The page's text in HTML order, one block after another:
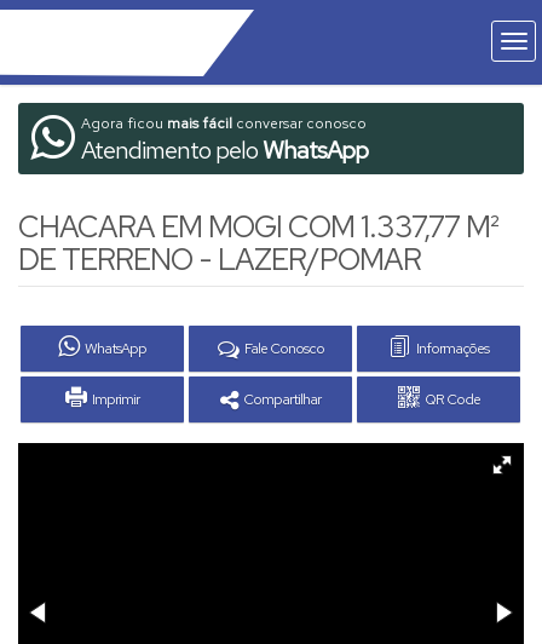
Agora ficou mais fácil conversar conosco
Atendimento peloWhatsApp
CHACARA EM MOGI COM 1.337,77 M²
DE TERRENO - LAZER/POMAR
WhatsApp Fale Conosco Informações
Imprimir Compartilhar QR Code